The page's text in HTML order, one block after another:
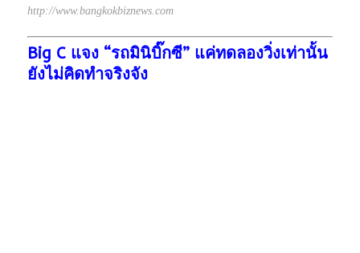
http://www.bangkokbiznews.com
Big C แจง “รถมินิบิ๊กซี” แค่ทดลองวิ่งเท่านั้น
ยังไม่คิดทำจริงจัง